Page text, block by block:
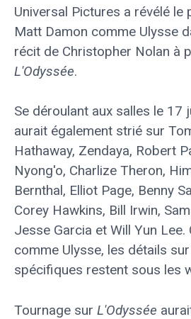
Universal Pictures a révélé le
Matt Damon comme Ulysse
récit de Christopher Nolan à
L'Odyssée.
Se déroulant aux salles le 17
aurait également strié sur
Hathaway, Zendaya, Robert
Nyong'o, Charlize Theron,
Bernthal, Elliot Page, Benny
Corey Hawkins, Bill Irwin,
Jesse Garcia et Will Yun Lee.
comme Ulysse, les détails
spécifiques restent sous les
Tournage sur L'Odyssée